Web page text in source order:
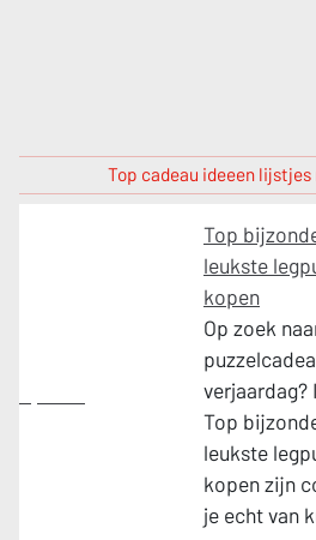
Top cadeau ideeen
Top
leukste
kopen
Op zoek
verjaardag?
Top
leukste
kopen zijn
je echt van